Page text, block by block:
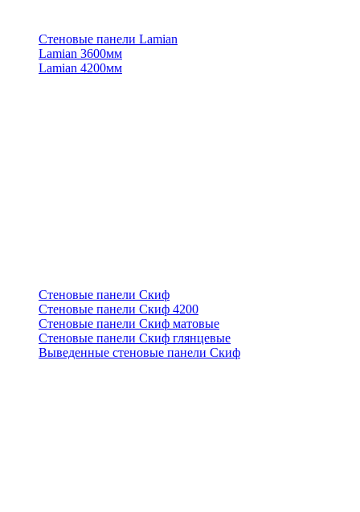
Стеновые панели Lamian
Lamian 3600мм
Lamian 4200мм
Стеновые панели Скиф
Стеновые панели Скиф 4200
Стеновые панели Скиф матовые
Стеновые панели Скиф глянцевые
Выведенные стеновые панели Скиф